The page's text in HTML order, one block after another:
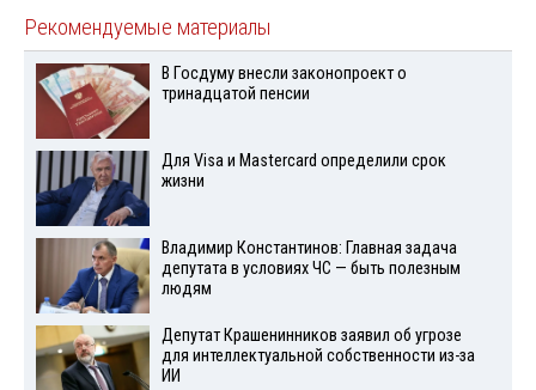
Рекомендуемые материалы
В Госдуму внесли законопроект о
тринадцатой пенсии
Для Visа и Mastercard определили срок
жизни
Владимир Константинов: Главная задача
депутата в условиях ЧС — быть полезным
людям
Депутат Крашенинников заявил об угрозе
для интеллектуальной собственности из-за
ИИ